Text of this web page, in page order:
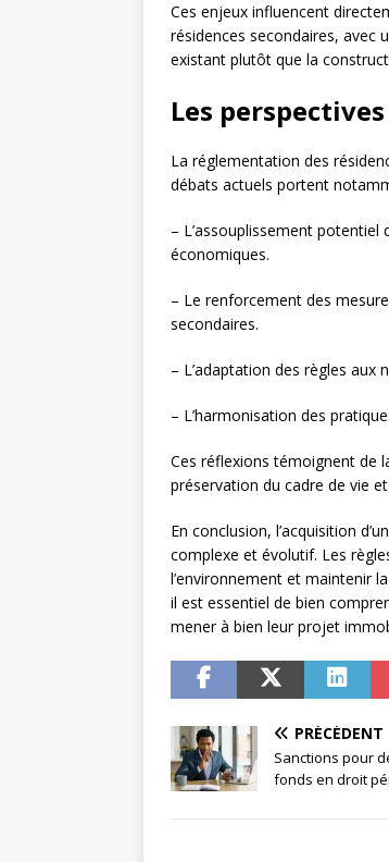
Ces enjeux influencent
résidences secondaires, avec
existant plutôt que la
Les
La réglementation des
débats actuels portent
– L’assouplissement
économiques.
– Le renforcement des
secondaires.
– L’adaptation des règles
– L’harmonisation des
Ces réflexions témoignent de
préservation du cadre de vie
En conclusion, l’acquisition
complexe et évolutif. Les
l’environnement et maintenir
il est essentiel de bien
mener à bien leur projet
PRÉCÉDENT
Sanctions pour
fonds en droit